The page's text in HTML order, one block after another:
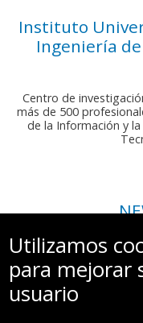
Instituto
Ingeniería
Centro de
más de 500
de la Información y
Si deseas recibir
Utilizamos
para mejorar
usuario